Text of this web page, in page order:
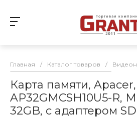
Главная / Каталог товаров /
Карта памяти, Apacer,
AP32GMCSH10U5-R,
32GB, с адаптером SD